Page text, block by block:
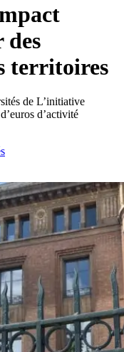
des
territoires
de L’initiative
d’activité